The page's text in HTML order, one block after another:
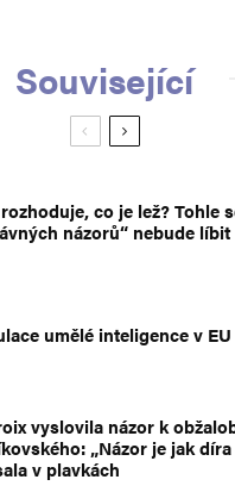
Související
co je lež? Tohle
názorů“ nebude líbit
umělé inteligence v
vyslovila názor k
„Názor je jak
v plavkách